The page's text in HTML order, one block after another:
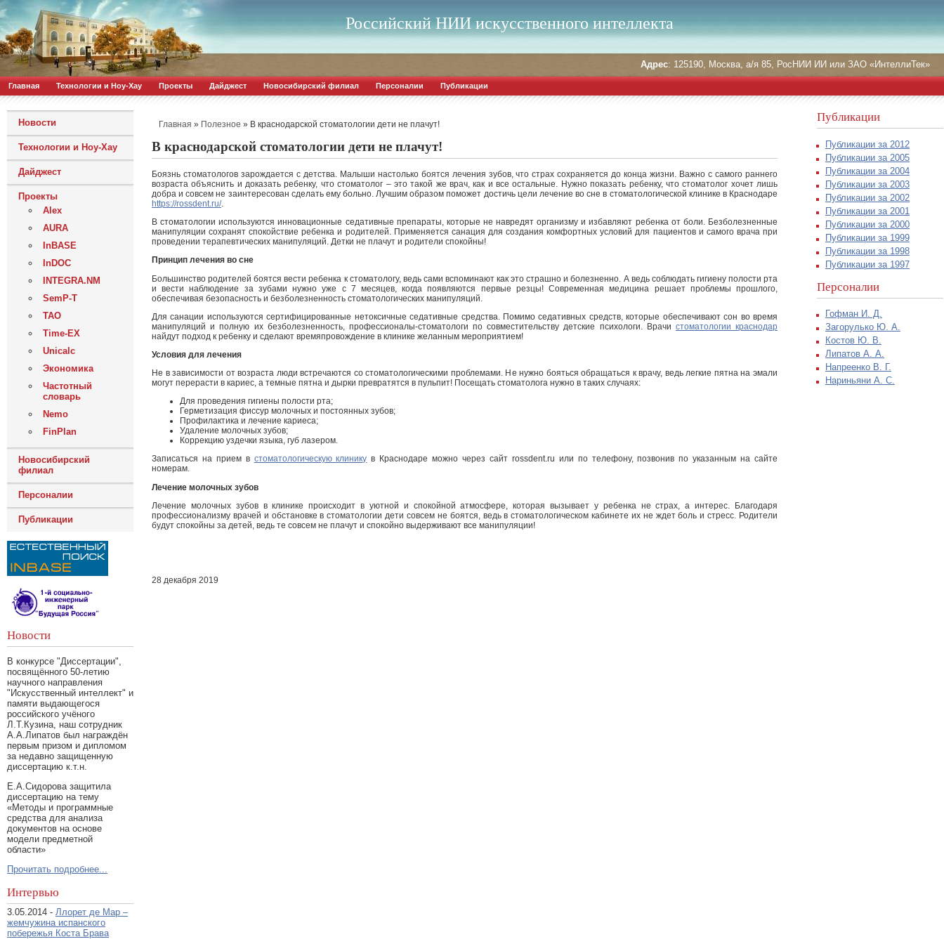
Российский НИИ искусственного интеллекта
Адрес: 125190, Москва, а/я 85, РосНИИ ИИ или ЗАО «ИнтеллиТек»
Главная Технологии и Ноу-Хау Проекты Дайджест Новосибирский филиал Персоналии Публикации
Новости
Технологии и Ноу-Хау
Дайджест
Проекты
Alex
AURA
InBASE
InDOC
INTEGRA.NM
SemP-T
ТАО
Time-EX
Unicalc
Экономика
Частотный
словарь
Nemo
FinPlan
Новосибирский
филиал
Персоналии
Публикации
Новости
В конкурсе "Диссертации",
посвящённого 50-летию
научного направления
"Искусственный интеллект" и
памяти выдающегося
российского учёного
Л.Т.Кузина, наш сотрудник
А.А.Липатов был награждён
первым призом и дипломом
за недавно защищенную
диссертацию к.т.н.
Е.А.Сидорова защитила
диссертацию на тему
«Методы и программные
средства для анализа
документов на основе
модели предметной
области»
Прочитать подробнее...
Интервью
3.05.2014 - Ллорет де Мар –
жемчужина испанского
побережья Коста Брава
Главная » Полезное » В краснодарской стоматологии дети не плачут!
В краснодарской стоматологии дети не плачут!
Боязнь стоматологов зарождается с детства. Малыши настолько боятся лечения зубов, что страх сохраняется до конца жизни. Важно с самого раннего
возраста объяснить и доказать ребенку, что стоматолог – это такой же врач, как и все остальные. Нужно показать ребенку, что стоматолог хочет лишь
добра и совсем не заинтересован сделать ему больно. Лучшим образом поможет достичь цели лечение во сне в стоматологической клинике в Краснодаре
https://rossdent.ru/.
В стоматологии используются инновационные седативные препараты, которые не навредят организму и избавляют ребенка от боли. Безболезненные
манипуляции сохранят спокойствие ребенка и родителей. Применяется санация для создания комфортных условий для пациентов и самого врача при
проведении терапевтических манипуляций. Детки не плачут и родители спокойны!
Принцип лечения во сне
Большинство родителей боятся вести ребенка к стоматологу, ведь сами вспоминают как это страшно и болезненно. А ведь соблюдать гигиену полости рта
и вести наблюдение за зубами нужно уже с 7 месяцев, когда появляются первые резцы! Современная медицина решает проблемы прошлого,
обеспечивая безопасность и безболезненность стоматологических манипуляций.
Для санации используются сертифицированные нетоксичные седативные средства. Помимо седативных средств, которые обеспечивают сон во время
манипуляций и полную их безболезненность, профессионалы-стоматологи по совместительству детские психологи. Врачи стоматологии краснодар
найдут подход к ребенку и сделают времяпровождение в клинике желанным мероприятием!
Условия для лечения
Не в зависимости от возраста люди встречаются со стоматологическими проблемами. Не нужно бояться обращаться к врачу, ведь легкие пятна на эмали
могут перерасти в кариес, а темные пятна и дырки превратятся в пульпит! Посещать стоматолога нужно в таких случаях:
Для проведения гигиены полости рта;
Герметизация фиссур молочных и постоянных зубов;
Профилактика и лечение кариеса;
Удаление молочных зубов;
Коррекцию уздечки языка, губ лазером.
Записаться на прием в стоматологическую клинику в Краснодаре можно через сайт rossdent.ru или по телефону, позвонив по указанным на сайте
номерам.
Лечение молочных зубов
Лечение молочных зубов в клинике происходит в уютной и спокойной атмосфере, которая вызывает у ребенка не страх, а интерес. Благодаря
профессионализму врачей и обстановке в стоматологии дети совсем не боятся, ведь в стоматологическом кабинете их не ждет боль и стресс. Родители
будут спокойны за детей, ведь те совсем не плачут и спокойно выдерживают все манипуляции!
28 декабря 2019
Публикации
Публикации за 2012
Публикации за 2005
Публикации за 2004
Публикации за 2003
Публикации за 2002
Публикации за 2001
Публикации за 2000
Публикации за 1999
Публикации за 1998
Публикации за 1997
Персоналии
Гофман И. Д.
Загорулько Ю. А.
Костов Ю. В.
Липатов А. А.
Напреенко В. Г.
Нариньяни А. С.